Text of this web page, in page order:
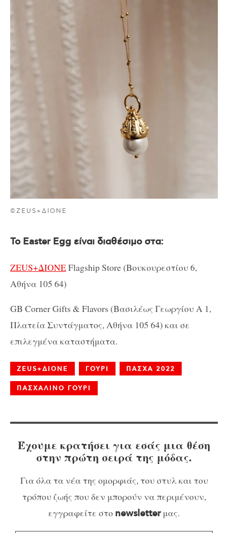
©ZEUS+ΔIONE
Το Easter Egg είναι διαθέσιμο στα:
ZEUS+ΔIONEFlagship Store (Βουκουρεστίου 6,
Αθήνα 105 64)
GB Corner Gifts & Flavors (Βασιλέως Γεωργίου Α 1,
Πλατεία Συντάγματος, Αθήνα 105 64) και σε
επιλεγμένα καταστήματα.
ZEUS+ΔIONE ΓΟΥΡΙ ΠΑΣΧΑ 2022
ΠΑΣΧΑΛΙΝΟ ΓΟΥΡΙ
Έχουμε κρατήσει για εσάς μια θέση
στην πρώτη σειρά της μόδας.
Για όλα τα νέα της ομορφιάς, του στυλ και του
τρόπου ζωής που δεν μπορούν να περιμένουν,
εγγραφείτε στο newsletterμας.